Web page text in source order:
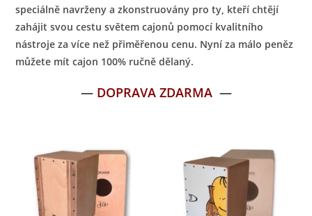
speciálně navrženy a zkonstruovány pro ty, kteří chtějí
zahájit svou cestu světem cajonů pomocí kvalitního
nástroje za více než přiměřenou cenu. Nyní za málo peněz
můžete mít cajon 100% ručně dělaný.
— DOPRAVA ZDARMA —